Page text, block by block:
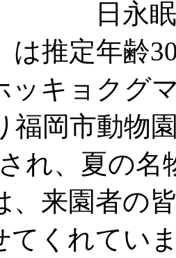
日永
は推定年齢
ッキョクグ
福岡市動物
れ、夏の
、来園者の
てくれてい